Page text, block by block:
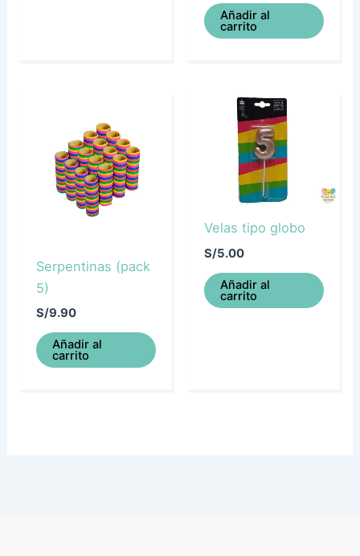
Añadir al
carrito
Serpentinas (pack
5)
S/9.90
Añadir al
carrito
Velas tipo globo
S/5.00
Añadir al
carrito